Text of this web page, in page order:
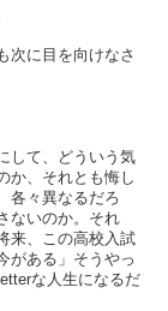
次に目を向けなさ
して、どういう気
か、それとも悔し
各々異なるだろ
ないのか。それ
来、この高校入試
がある」そうやっ
な人生になるだ